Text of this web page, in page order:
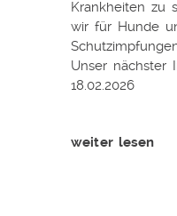
Krankheiten zu
wir für Hunde
Unser nächster
18.02.2026
weiter lesen